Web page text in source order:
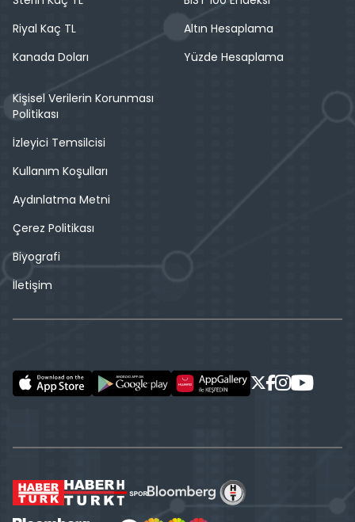
Riyal Kaç TL
Kanada Doları
Altın Hesaplama
Yüzde Hesaplama
Kişisel Verilerin Korunması
Politikası
İzleyici Temsilcisi
Kullanım Koşulları
Aydınlatma Metni
Çerez Politikası
Biyografi
İletişim